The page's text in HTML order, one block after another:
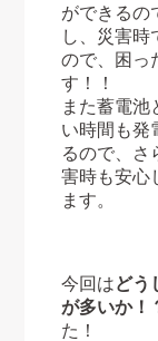
ができるの
し、災害時
ので、困っ
す！！
また蓄電池
い時間も発
るので、さ
害時も安心
ます。
今回はどう
が多いか！
た！